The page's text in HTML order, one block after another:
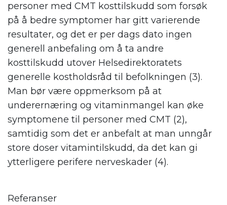
personer med CMT kosttilskudd som forsøk
på å bedre symptomer har gitt varierende
resultater, og det er per dags dato ingen
generell anbefaling om å ta andre
kosttilskudd utover Helsedirektoratets
generelle kostholdsråd til befolkningen (3).
Man bør være oppmerksom på at
underernæring og vitaminmangel kan øke
symptomene til personer med CMT (2),
samtidig som det er anbefalt at man unngår
store doser vitamintilskudd, da det kan gi
ytterligere perifere nerveskader (4).
Referanser